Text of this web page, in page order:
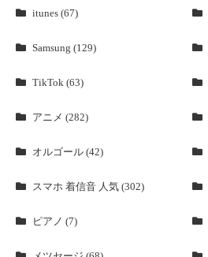
itunes (67)
Samsung (129)
TikTok (63)
アニメ (282)
オルゴール (42)
スマホ 着信音 人気 (302)
ピアノ (7)